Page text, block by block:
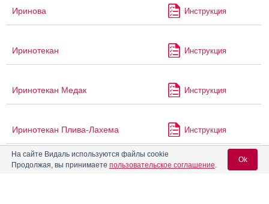
Иринова Инструкция
Иринотекан Инструкция
Иринотекан Медак Инструкция
Иринотекан Плива-Лахема Инструкция
Иринотекан-Амедарт Инструкция
На сайте Видаль используются файлы cookie
Продолжая, вы принимаете пользовательское соглашение.
Ok